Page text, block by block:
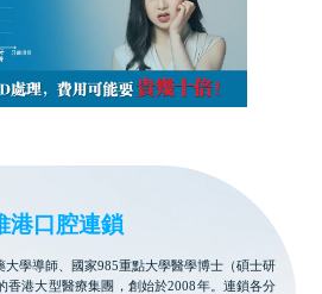
港口腔連鎖
大學導師、國家985重點大學醫學博士（碩士研
香港大型醫療集團，創始於2008年。連鎖各分